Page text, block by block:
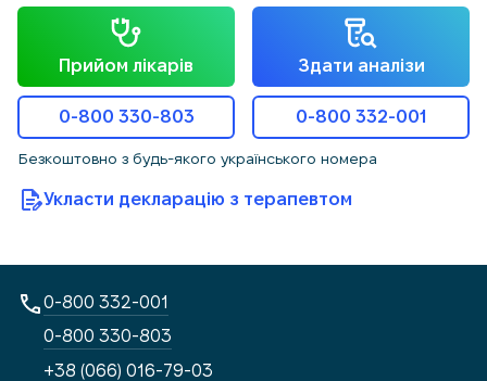
Прийом лікарів Здати аналізи
0-800 330-803 0-800 332-001
Безкоштовно з будь-якого українського номера
Укласти декларацію з терапевтом
0-800 332-001
0-800 330-803
+38 (066) 016-79-03